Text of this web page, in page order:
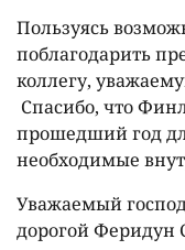
Пользуясь
поблагодарить
коллегу,
Спасибо, что
прошедший год
необходимые
Уважаемый
дорогой